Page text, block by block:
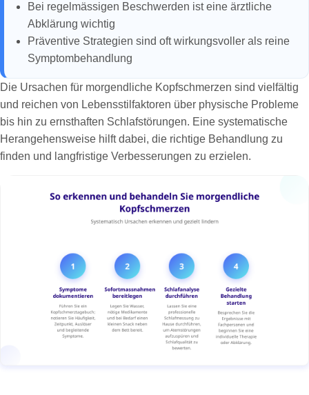
Bei regelmässigen Beschwerden ist eine ärztliche
Abklärung wichtig
Präventive Strategien sind oft wirkungsvoller als reine
Symptombehandlung
Die Ursachen für morgendliche Kopfschmerzen sind vielfältig
und reichen von Lebensstilfaktoren über physische Probleme
bis hin zu ernsthaften Schlafstörungen. Eine systematische
Herangehensweise hilft dabei, die richtige Behandlung zu
finden und langfristige Verbesserungen zu erzielen.